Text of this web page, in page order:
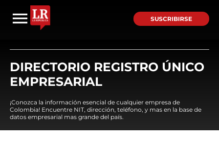
SUSCRIBIRSE
DIRECTORIO REGISTRO ÚNICO
EMPRESARIAL
¡Conozca la información esencial de cualquier empresa de
Colombia! Encuentre NIT, dirección, teléfono, y mas en la base de
datos empresarial mas grande del país.